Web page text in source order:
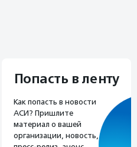
Попасть в ленту
Как попасть в новости
АСИ? Пришлите
материал о вашей
организации, новость,